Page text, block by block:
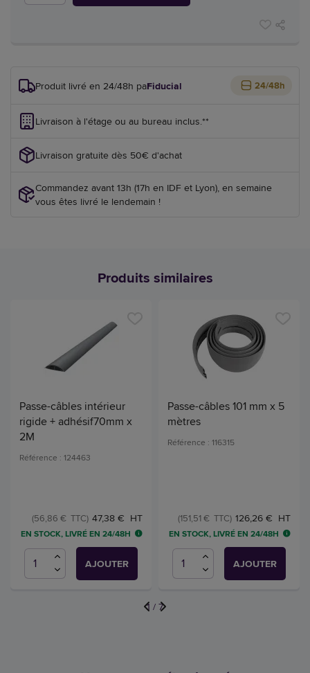
Produit livré en 24/48h parFiducial 24/48h
Livraison à l'étage ou au bureau inclus.**
Livraison gratuite dès 50€ d'achat
Commandez avant 13h (17h en IDF et Lyon), en semaine
vous êtes livré le lendemain !
Produits similaires
Passe-câbles intérieur
rigide + adhésif70mm x
2M
Référence : 124463
47,38 € HT
(56,86 € TTC)
EN STOCK, LIVRÉ EN 24/48H
AJOUTER
Passe-câbles 101 mm x 5
mètres
Référence : 116315
126,26 € HT
(151,51 € TTC)
EN STOCK, LIVRÉ EN 24/48H
AJOUTER
1 / 7